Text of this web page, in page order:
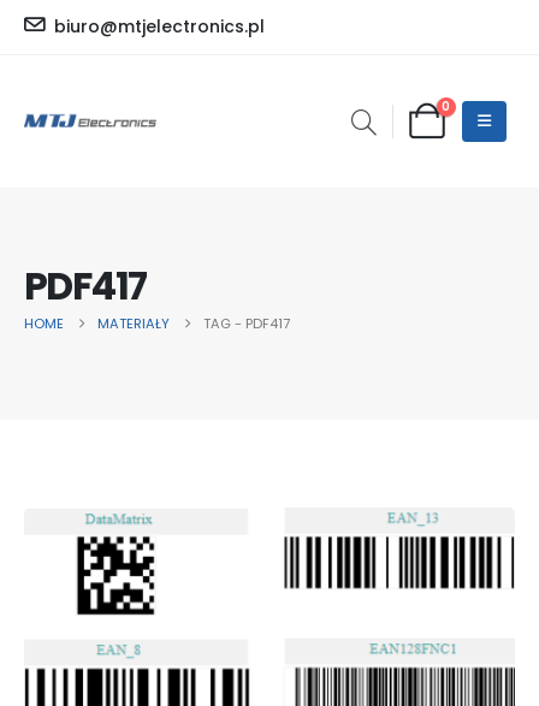
biuro@mtjelectronics.pl
0
PDF417
HOME MATERIAŁY TAG - PDF417